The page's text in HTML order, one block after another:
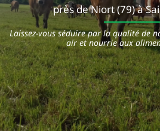
 Adresse email de réception
 Recopier le code ci-contre
Rafraîchir le captcha
près de Niort (79) à
Laissez-vous séduire par la qualité de
air et nourrie aux